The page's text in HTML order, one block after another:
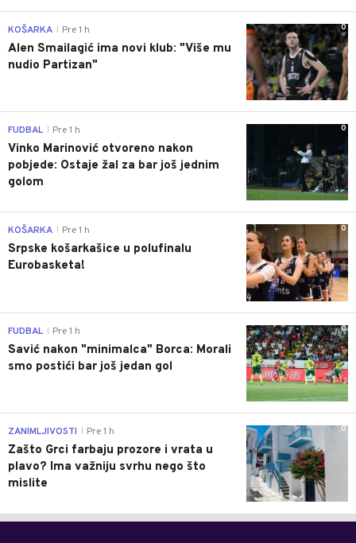
0
KOŠARKA Pre 1 h
Alen Smailagić ima novi klub: "Više mu
nudio Partizan"
0
FUDBAL Pre 1 h
Vinko Marinović otvoreno nakon
pobjede: Ostaje žal za bar još jednim
golom
0
KOŠARKA Pre 1 h
Srpske košarkašice u polufinalu
Eurobasketa!
0
FUDBAL Pre 1 h
Savić nakon "minimalca" Borca: Morali
smo postići bar još jedan gol
0
ZANIMLJIVOSTI Pre 1 h
Zašto Grci farbaju prozore i vrata u
plavo? Ima važniju svrhu nego što
mislite